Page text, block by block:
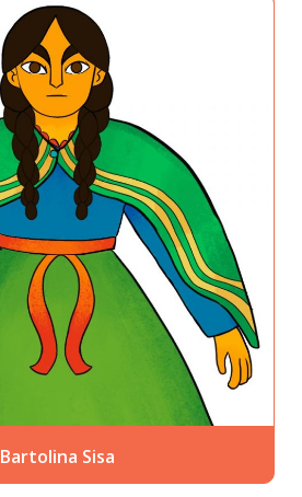
Bartolina Sisa